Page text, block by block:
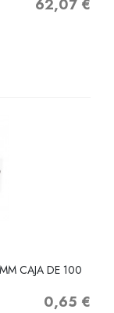
Precio
62,07 €
CAJA DE 100
Precio
0,65 €